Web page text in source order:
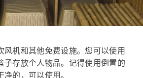
风机和其他免费设施。您可以使用
子存放个人物品。记得使用倒置的
的，可以使用。